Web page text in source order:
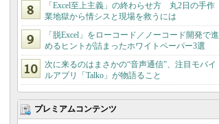
「Excel至上主義」の終わらせ方 丸2日の手作
業地獄から情シスと現場を救うには
「脱Excel」をローコード／ノーコード開発で進
めるヒントが詰まったホワイトペーパー3選
次に来るのはまさかの“音声通信”、注目モバイ
ルアプリ「Talko」が物語ること
プレミアムコンテンツ